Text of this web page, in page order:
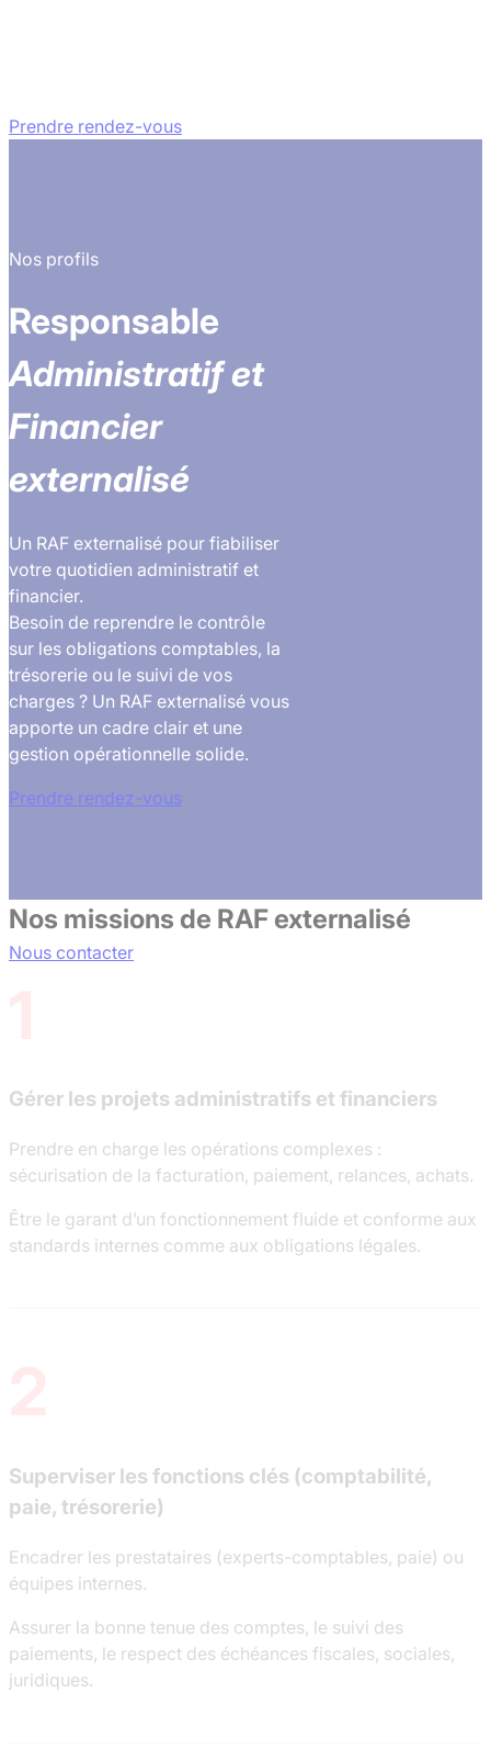
Prendre rendez-vous
Nos profils
Responsable
Administratif et
Financier
externalisé
Un RAF externalisé pour fiabiliser
votre quotidien administratif et
financier.
Besoin de reprendre le contrôle
sur les obligations comptables, la
trésorerie ou le suivi de vos
charges ? Un RAF externalisé vous
apporte un cadre clair et une
gestion opérationnelle solide.
Prendre rendez-vous
Nos missions de RAF externalisé
Nous contacter
Gérer les projets administratifs et financiers
Prendre en charge les opérations complexes :
sécurisation de la facturation, paiement, relances, achats.
Être le garant d’un fonctionnement fluide et conforme aux
standards internes comme aux obligations légales.
Superviser les fonctions clés (comptabilité,
paie, trésorerie)
Encadrer les prestataires (experts-comptables, paie) ou
équipes internes.
Assurer la bonne tenue des comptes, le suivi des
paiements, le respect des échéances fiscales, sociales,
juridiques.